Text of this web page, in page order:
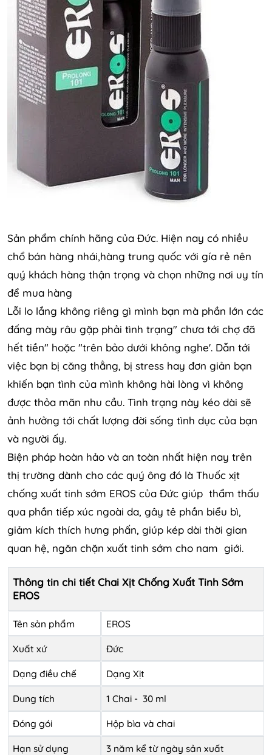
Sản phẩm chính hãng của Đức. Hiện nay có nhiều
chổ bán hàng nhái,hàng trung quốc với gía rẻ nên
quý khách hàng thận trọng và chọn những nơi uy tín
để mua hàng
Lỗi lo lắng không riêng gì mình bạn mà phần lớn các
đấng mày râu gặp phải tình trạng" chưa tới chợ đã
hết tiền" hoặc "trên bảo dưới không nghe'. Dẫn tới
việc bạn bị căng thẳng, bị stress hay đơn giản bạn
khiến bạn tình của mình không hài lòng vì không
được thỏa mãn nhu cầu. Tình trạng này kéo dài sẽ
ảnh hưởng tới chất lượng đời sống tình dục của bạn
và người ấy.
Biện pháp hoàn hảo và an toàn nhất hiện nay trên
thị trường dành cho các quý ông đó là Thuốc xịt
chống xuất tinh sớm EROS của Đức giúp thẩm thấu
qua phần tiếp xúc ngoài da, gây tê phần biểu bì,
giảm kích thích hưng phấn, giúp kép dài thời gian
quan hệ, ngăn chặn xuất tinh sớm cho nam giới.
Thông tin chi tiết Chai Xịt Chống Xuất Tinh Sớm
EROS
Tên sản phẩm EROS
Xuất xứ Đức
Dạng điều chế Dạng Xịt
Dung tích 1 Chai - 30 ml
Đóng gói Hộp bìa và chai
Hạn sử dụng 3 năm kể từ ngày sản xuất